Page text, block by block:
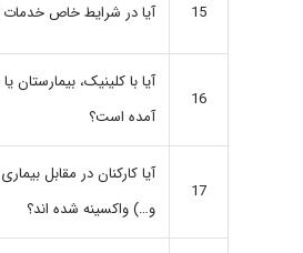
15 آیا در شرایط خاص خدمات
16
آیا با کلینیک،
آمده است؟
17
و…) واکسینه شده اند؟